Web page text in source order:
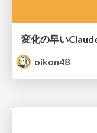
変化の早い
oikon48